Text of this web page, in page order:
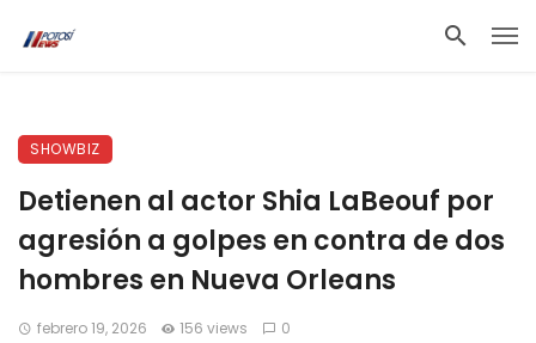
SHOWBIZ
Detienen al actor Shia LaBeouf por
agresión a golpes en contra de dos
hombres en Nueva Orleans
febrero 19, 2026 156 views 0